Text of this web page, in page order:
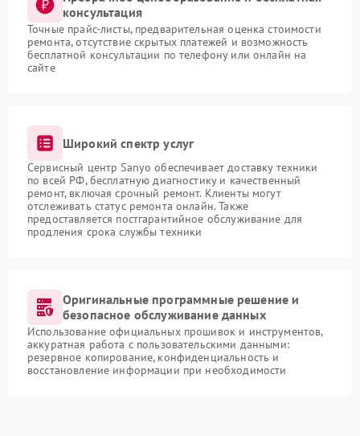
консультация
Точные прайс-листы, предварительная оценка стоимости
ремонта, отсутствие скрытых платежей и возможность
бесплатной консультации по телефону или онлайн на
сайте
Широкий спектр услуг
Сервисный центр Sanyo обеспечивает доставку техники
по всей РФ, бесплатную диагностику и качественный
ремонт, включая срочный ремонт. Клиенты могут
отслеживать статус ремонта онлайн. Также
предоставляется постгарантийное обслуживание для
продления срока службы техники
Оригинальные программные решение и
безопасное обслуживание данных
Использование официальных прошивок и инструментов,
аккуратная работа с пользовательскими данными:
резервное копирование, конфиденциальность и
восстановление информации при необходимости